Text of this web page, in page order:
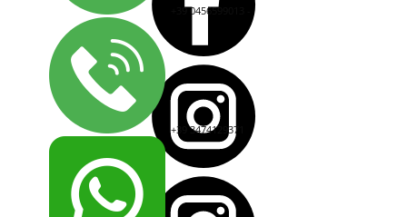
+39 0456599013 -
+39 3474129371